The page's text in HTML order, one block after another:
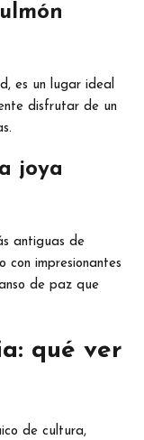
es un lugar ideal
disfrutar de un
joya
antiguas de
con impresionantes
de paz que
qué ver
de cultura,